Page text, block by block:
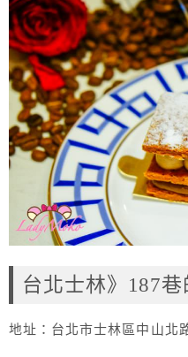
台北士林》187
地址：台北市士林區中山北